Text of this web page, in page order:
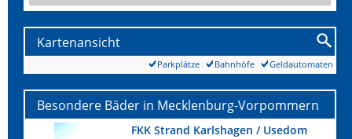
Kartenansicht
Geldautomaten
Bahnhöfe
Parkplätze
Besondere Bäder in Mecklenburg-Vorpommern
FKK Strand Karlshagen / Usedom